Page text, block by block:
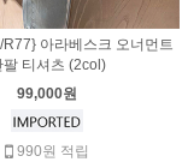
아라베스크 오너먼트
팔 티셔츠 (2col)
99,000원
990원 적립